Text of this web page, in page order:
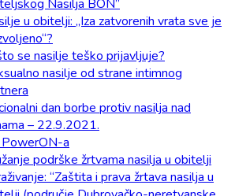
Nasilja BON”
u obitelji: „Iza zatvorenih vrata sve je
se nasilje teško prijavljuje?
nasilje od strane intimnog
dan borbe protiv nasilja nad
– 22.9.2021.
a
podrške žrtvama nasilja u obitelji
“Zaštita i prava žrtava nasilja u